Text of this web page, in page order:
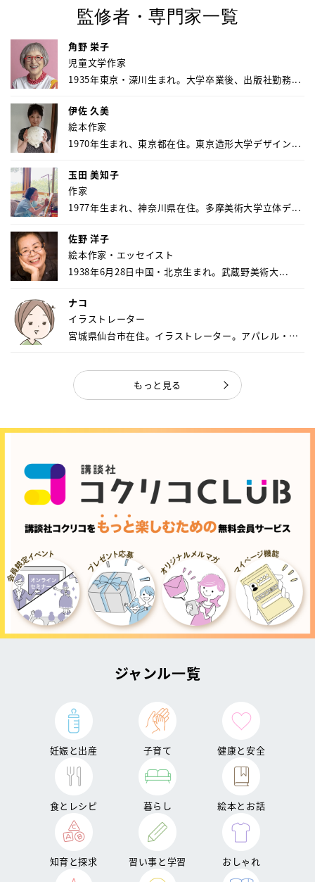
監修者・専門家一覧
角野 栄子
児童文学作家
1935年東京・深川生まれ。大学卒業後、出版社勤務...
伊佐 久美
絵本作家
1970年生まれ、東京都在住。東京造形大学デザイン...
玉田 美知子
作家
1977年生まれ、神奈川県在住。多摩美術大学立体デ...
佐野 洋子
絵本作家・エッセイスト
1938年6月28日中国・北京生まれ。武蔵野美術大...
ナコ
イラストレーター
宮城県仙台市在住。イラストレーター。アパレル・キ
もっと見る
ジャンル一覧
妊娠と出産 子育て 健康と安全
食とレシピ 暮らし 絵本とお話
知育と探求 習い事と学習 おしゃれ